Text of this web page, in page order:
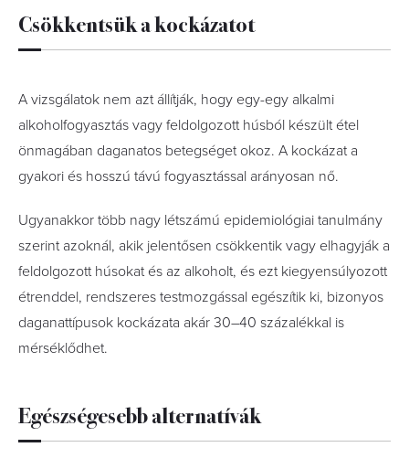
Csökkentsük a kockázatot
A vizsgálatok nem azt állítják, hogy egy-egy alkalmi
alkoholfogyasztás vagy feldolgozott húsból készült étel
önmagában daganatos betegséget okoz. A kockázat a
gyakori és hosszú távú fogyasztással arányosan nő.
Ugyanakkor több nagy létszámú epidemiológiai tanulmány
szerint azoknál, akik jelentősen csökkentik vagy elhagyják a
feldolgozott húsokat és az alkoholt, és ezt kiegyensúlyozott
étrenddel, rendszeres testmozgással egészítik ki, bizonyos
daganattípusok kockázata akár 30–40 százalékkal is
mérséklődhet.
Egészségesebb alternatívák